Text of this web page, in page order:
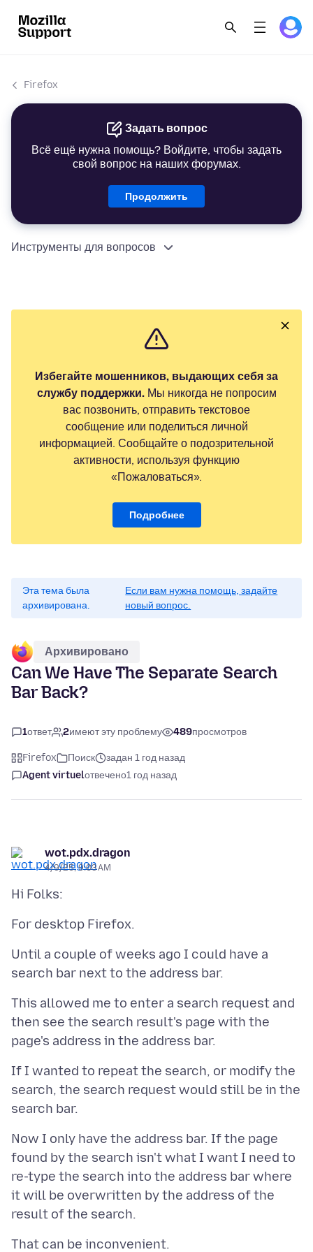
Firefox
Задать вопрос
Всё ещё нужна помощь? Войдите, чтобы задать
свой вопрос на наших форумах.
Продолжить
Инструменты для вопросов
Избегайте мошенников, выдающих себя за
службу поддержки.Мы никогда не попросим
вас позвонить, отправить текстовое
сообщение или поделиться личной
информацией. Сообщайте о подозрительной
активности, используя функцию
«Пожаловаться».
Подробнее
Эта тема была
архивирована.
Если вам нужна помощь, задайте
новый вопрос.
Архивировано
Can We Have The Separate Search
Bar Back?
1ответ 2имеют эту проблему 489просмотров
Firefox Поиск
задан 1 год назад
Agent virtuelотвечено1 год назад
wot.pdx.dragon
4/9/25, 9:03 AM
Until a couple of weeks ago I could have a
This allowed me to enter a search request and
then see the search result's page with the
If I wanted to repeat the search, or modify the
search, the search request would still be in the
Now I only have the address bar. If the page
found by the search isn't what I want I need to
re-type the search into the address bar where
it will be overwritten by the address of the